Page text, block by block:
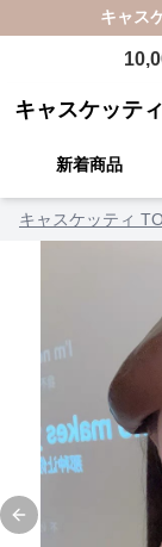
キャス
キャスケッティ
新着商品
キャスケッティ
Previous slide